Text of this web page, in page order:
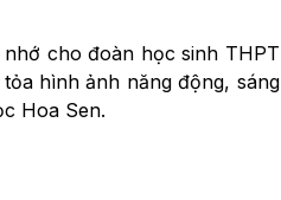
cho đoàn học sinh THPT
hình ảnh năng động, sáng
Hoa Sen.